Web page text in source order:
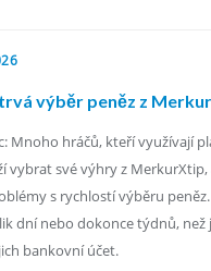
výběr peněz z
Mnoho hráčů, kteří využívají
vybrat své výhry z
s rychlostí výběru
dní nebo dokonce týdnů, než
bankovní účet.